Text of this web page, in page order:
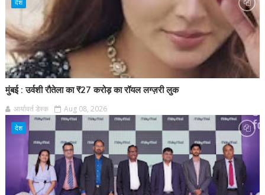
देश
मुंबई : उर्वशी रौतेला का ₹27 करोड़ का रॉयल लग्ज़री लुक
आर्यावर्त डेस्क Aug 08, 2026
देश